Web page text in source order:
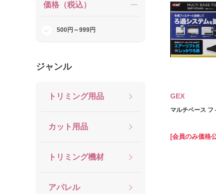
価格（税込）
500円～999円
ジャンル
トリミング用品
カット用品
トリミング機材
アパレル
GEX
マルチベース フ
[会員のみ価格